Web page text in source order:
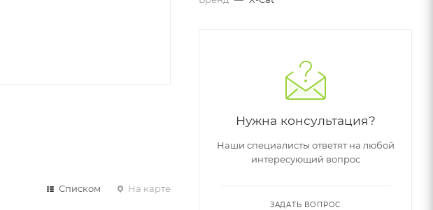
Списком На карте
Нужна консультация?
Наши специалисты ответят на любой
интересующий вопрос
ЗАДАТЬ ВОПРОС